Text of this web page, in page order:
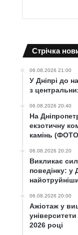
Cтрічка
06.08.2026 21:00
У Дніпрі до
з
06.08.2026 20:40
На
екзотичну
камінь
06.08.2026 20:20
Викликає
поведінку: у
06.08.2026 20:00
Ажіотаж у
2026 році